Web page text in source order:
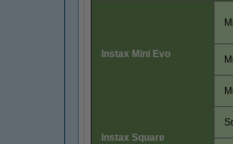
Instax Mini Evo
Instax Square